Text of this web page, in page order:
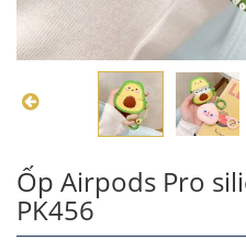
Ốp Airpods Pro
PK456